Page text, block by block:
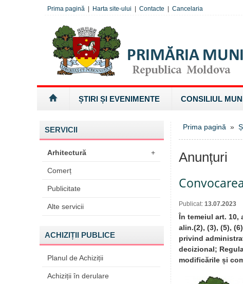
Prima pagină Harta site-ului Contacte Cancelaria
ȘTIRI ȘI EVENIMENTE CONSILIUL
SERVICII
Arhitectură +
Comerț
Publicitate
Alte servicii
ACHIZIȚII PUBLICE
Planul de Achiziții
Achiziții în derulare
Prima pagină »
Anunțuri
Publicat: 13.07.2023
În temeiul art. 10,
alin.(2), (3), (5),
privind
decizional;
modificările și